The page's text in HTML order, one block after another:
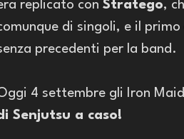
replicato con Stratego,
di singoli, e il
precedenti per la band.
4 settembre gli Iron
Senjutsu a caso!